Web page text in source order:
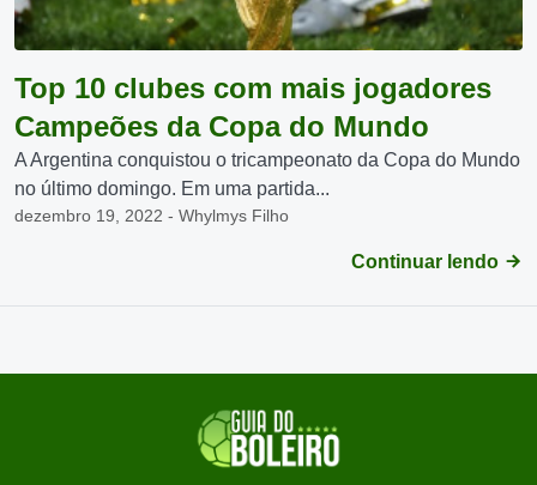
Top 10 clubes com mais jogadores
Campeões da Copa do Mundo
A Argentina conquistou o tricampeonato da Copa do Mundo
no último domingo. Em uma partida...
dezembro 19, 2022 - Whylmys Filho
Continuar lendo